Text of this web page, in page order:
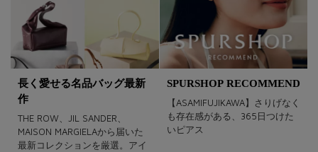
長く愛せる名品バッグ最新
作
THE ROW、JIL SANDER、
MAISON MARGIELAから届いた
最新コレクションを厳選。アイ
SPURSHOP RECOMMEND
【ASAMIFUJIKAWA】さりげなく
も存在感がある、365日つけた
いピアス